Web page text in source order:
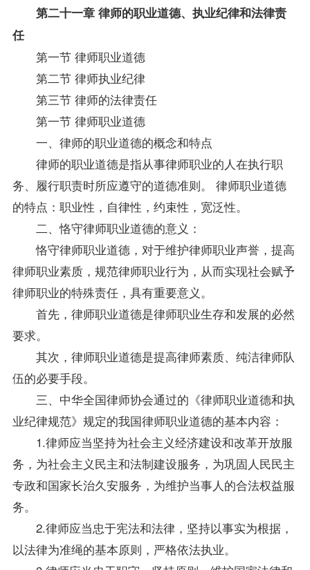
第二十一章 律师的职业道德、执业纪律和法律责
任
第一节 律师职业道德
第二节 律师执业纪律
第三节 律师的法律责任
第一节 律师职业道德
一、律师的职业道德的概念和特点
律师的职业道德是指从事律师职业的人在执行职
务、履行职责时所应遵守的道德准则。 律师职业道德
的特点：职业性，自律性，约束性，宽泛性。
二、恪守律师职业道德的意义：
恪守律师职业道德，对于维护律师职业声誉，提高
律师职业素质，规范律师职业行为，从而实现社会赋予
律师职业的特殊责任，具有重要意义。
首先，律师职业道德是律师职业生存和发展的必然
要求。
其次，律师职业道德是提高律师素质、纯洁律师队
伍的必要手段。
三、中华全国律师协会通过的《律师职业道德和执
业纪律规范》规定的我国律师职业道德的基本内容：
1.律师应当坚持为社会主义经济建设和改革开放服
务，为社会主义民主和法制建设服务，为巩固人民民主
专政和国家长治久安服务，为维护当事人的合法权益服
务。
2.律师应当忠于宪法和法律，坚持以事实为根据，
以法律为准绳的基本原则，严格依法执业。